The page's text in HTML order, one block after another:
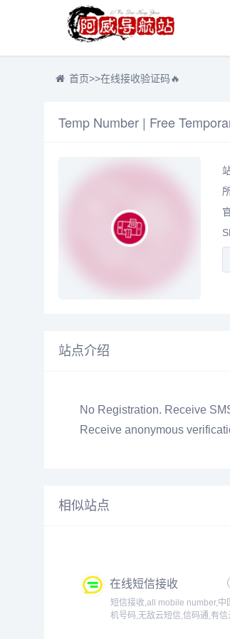
首页>>在线接收验证码🔥
Temp Number | Free
站点介绍
No Registration. Receive
Receive anonymous
相似站点
在线短信接收
短信接收,all mobile number,中
机号码,无敌云短信,信码通,有信